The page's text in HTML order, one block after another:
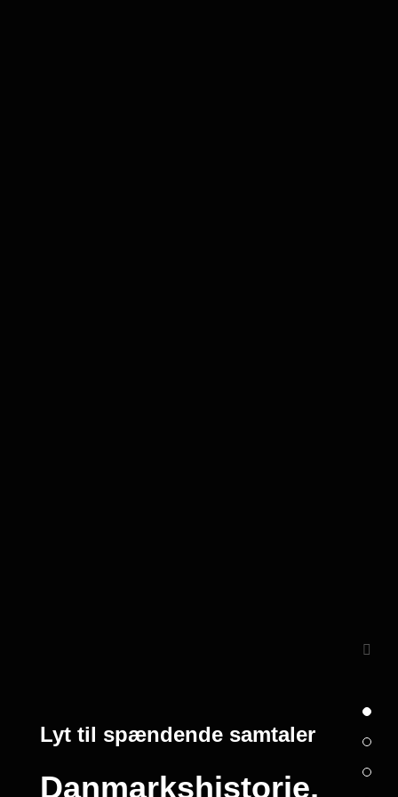
Lyt til spændende samtaler
Danmarkshistorie,
Umlando Radio
Lyt til programmer
Ældre klassisk
Fordybelse og
Kærligheden